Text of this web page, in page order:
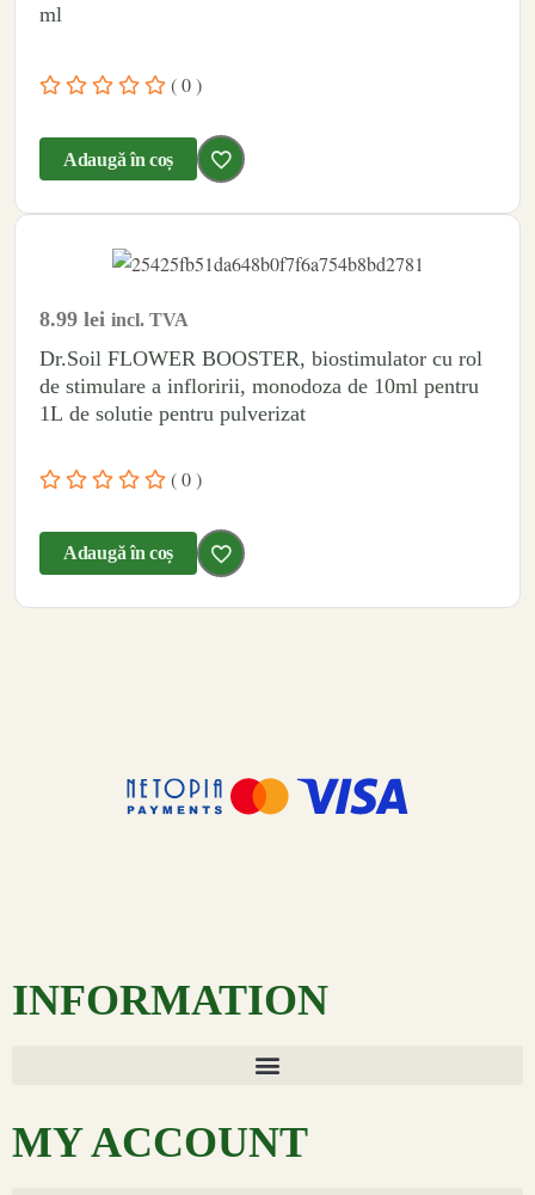
ml
( 0 )
Adaugă în coș
8.99 lei incl. TVA
Dr.Soil FLOWER BOOSTER, biostimulator cu rol
de stimulare a infloririi, monodoza de 10ml pentru
1L de solutie pentru pulverizat
( 0 )
Adaugă în coș
INFORMATION
MY ACCOUNT